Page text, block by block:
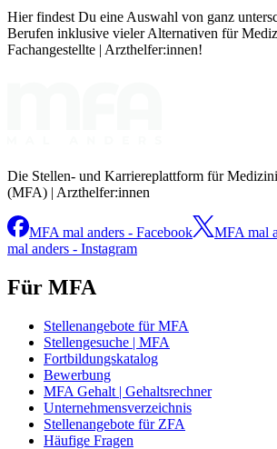
Hier findest Du eine Auswahl von ganz
Berufen inklusive vieler Alternativen für
Fachangestellte | Arzthelfer:innen!
Die Stellen- und Karriereplattform für
(MFA) | Arzthelfer:innen
MFA mal anders - Facebook MFA mal
mal anders - Instagram
Für MFA
Stellenangebote für MFA
Stellengesuche | MFA
Fortbildungskatalog
Bewerbung
MFA Gehalt | Gehaltsrechner
Unternehmensverzeichnis
Stellenangebote für ZFA
Häufige Fragen